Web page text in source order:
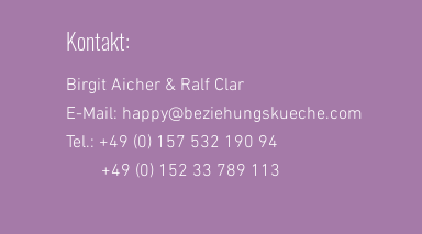
Eifersucht oje!
Kontakt:
Birgit Aicher & Ralf Clar
E-Mail: happy@beziehungskueche.com
Tel.: +49 (0) 157 532 190 94
+49 (0) 152 33 789 113